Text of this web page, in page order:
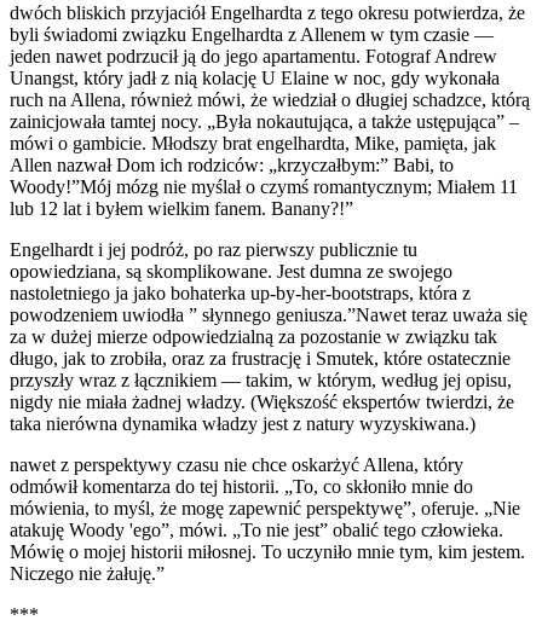
dwóch bliskich przyjaciół Engelhardta z tego okresu potwierdza, że
byli świadomi związku Engelhardta z Allenem w tym czasie —
jeden nawet podrzucił ją do jego apartamentu. Fotograf Andrew
Unangst, który jadł z nią kolację U Elaine w noc, gdy wykonała
ruch na Allena, również mówi, że wiedział o długiej schadzce, którą
zainicjowała tamtej nocy. „Była nokautująca, a także ustępująca” –
mówi o gambicie. Młodszy brat engelhardta, Mike, pamięta, jak
Allen nazwał Dom ich rodziców: „krzyczałbym:” Babi, to
Woody!”Mój mózg nie myślał o czymś romantycznym; Miałem 11
lub 12 lat i byłem wielkim fanem. Banany?!”
Engelhardt i jej podróż, po raz pierwszy publicznie tu
opowiedziana, są skomplikowane. Jest dumna ze swojego
nastoletniego ja jako bohaterka up-by-her-bootstraps, która z
powodzeniem uwiodła ” słynnego geniusza.”Nawet teraz uważa się
za w dużej mierze odpowiedzialną za pozostanie w związku tak
długo, jak to zrobiła, oraz za frustrację i Smutek, które ostatecznie
przyszły wraz z łącznikiem — takim, w którym, według jej opisu,
nigdy nie miała żadnej władzy. (Większość ekspertów twierdzi, że
taka nierówna dynamika władzy jest z natury wyzyskiwana.)
nawet z perspektywy czasu nie chce oskarżyć Allena, który
odmówił komentarza do tej historii. „To, co skłoniło mnie do
mówienia, to myśl, że mogę zapewnić perspektywę”, oferuje. „Nie
atakuję Woody 'ego”, mówi. „To nie jest” obalić tego człowieka.
Mówię o mojej historii miłosnej. To uczyniło mnie tym, kim jestem.
Niczego nie żałuję.”
***